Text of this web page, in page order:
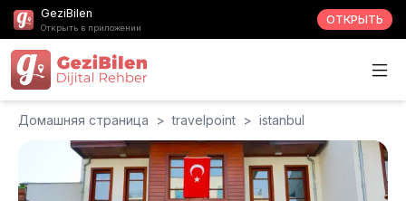
GeziBilen
Открыть в приложении
ОТКРЫТЬ
Домашняя страница > travelpoint > istanbul